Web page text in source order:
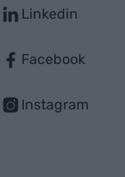
Linkedin
Facebook
Instagram